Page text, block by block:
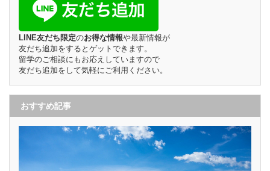
LINE友だち限定のお得な情報や最新情報が
友だち追加をするとゲットできます。
留学のご相談にもお応えしていますので
友だち追加をして気軽にご利用ください。
おすすめ記事